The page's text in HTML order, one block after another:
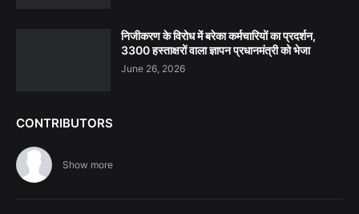
निजीकरण के विरोध में बरेका कर्मचारियों का प्रदर्शन,
3300 हस्ताक्षरों वाला ज्ञापन प्रधानमंत्री को भेजा
June 26, 2026
CONTRIBUTORS
Show more